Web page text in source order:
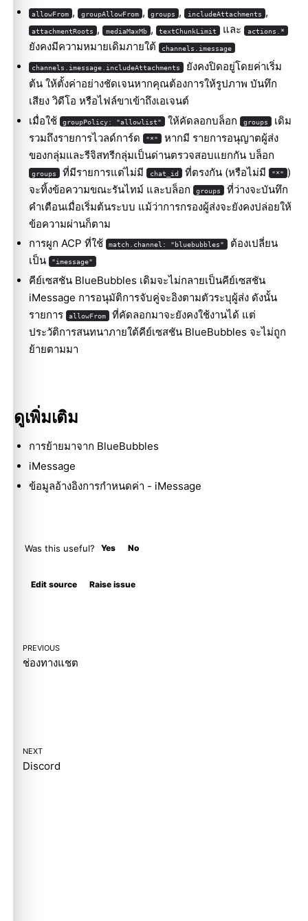
allowFrom , groupAllowFrom , groups , includeAttachments ,
attachmentRoots , mediaMaxMb , textChunkLimit และ actions.*
ยังคงมีความหมายเดิมภายใต้ channels.imessage
channels.imessage.includeAttachments
ยังคงปิดอยู่โดยค่าเริ่ม
ต้น ให้ตั้งค่าอย่างชัดเจนหากคุณต้องการให้รูปภาพ บันทึก
เสียง วิดีโอ หรือไฟล์ขาเข้าถึงเอเจนต์
เมื่อใช้
groupPolicy: "allowlist" ให้คัดลอกบล็อก groups เดิม
รวมถึงรายการไวลด์การ์ด
"*"
หากมี รายการอนุญาตผู้ส่ง
ของกลุ่มและรีจิสทรีกลุ่มเป็นด่านตรวจสอบแยกกัน บล็อก
groups ที่มีรายการแต่ไม่มี chat_id ที่ตรงกัน (หรือไม่มี "*" )
จะทิ้งข้อความขณะรันไทม์ และบล็อก
groups
ที่ว่างจะบันทึก
คำเตือนเมื่อเริ่มต้นระบบ แม้ว่าการกรองผู้ส่งจะยังคงปล่อยให้
ข้อความผ่านก็ตาม
การผูก ACP ที่ใช้
match.channel: "bluebubbles"
ต้องเปลี่ยน
เป็น
"imessage"
คีย์เซสชัน BlueBubbles เดิมจะไม่กลายเป็นคีย์เซสชัน
iMessage การอนุมัติการจับคู่จะอิงตามตัวระบุผู้ส่ง ดังนั้น
รายการ
allowFrom
ที่คัดลอกมาจะยังคงใช้งานได้ แต่
ประวัติการสนทนาภายใต้คีย์เซสชัน BlueBubbles จะไม่ถูก
ย้ายตามมา
ดูเพิ่มเติม
การย้ายมาจาก BlueBubbles
iMessage
ข้อมูลอ้างอิงการกำหนดค่า - iMessage
Was this useful? Yes No
Edit source Raise issue
PREVIOUS
ช่องทางแชต
NEXT
Discord